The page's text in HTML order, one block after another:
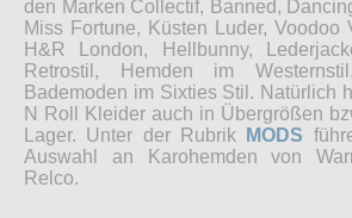
den Marken Collectif, Banned,
Miss Fortune, Küsten Luder, Voodoo
H&R London, Hellbunny,
Retrostil, Hemden im
Bademoden im Sixties Stil. Natürlich
N Roll Kleider auch in Übergrößen
Lager. Unter der Rubrik
MODS
Auswahl an Karohemden von
Relco.